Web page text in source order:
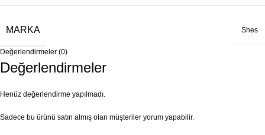
MARKA Shes
Değerlendirmeler (0)
Değerlendirmeler
Henüz değerlendirme yapılmadı.
Sadece bu ürünü satın almış olan müşteriler yorum yapabilir.